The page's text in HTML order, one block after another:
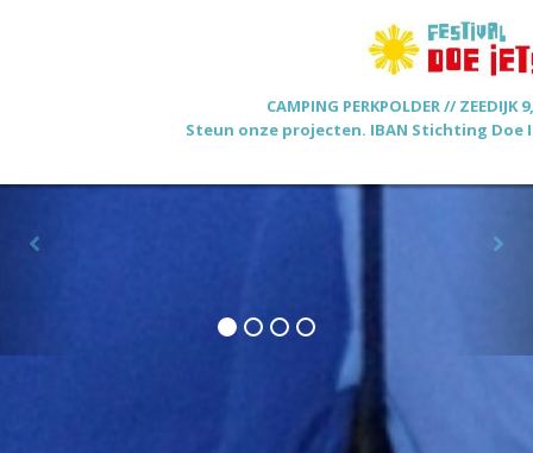
CAMPING PERKPOLDER // ZEEDIJK
Steun onze projecten. IBAN Stichting Doe